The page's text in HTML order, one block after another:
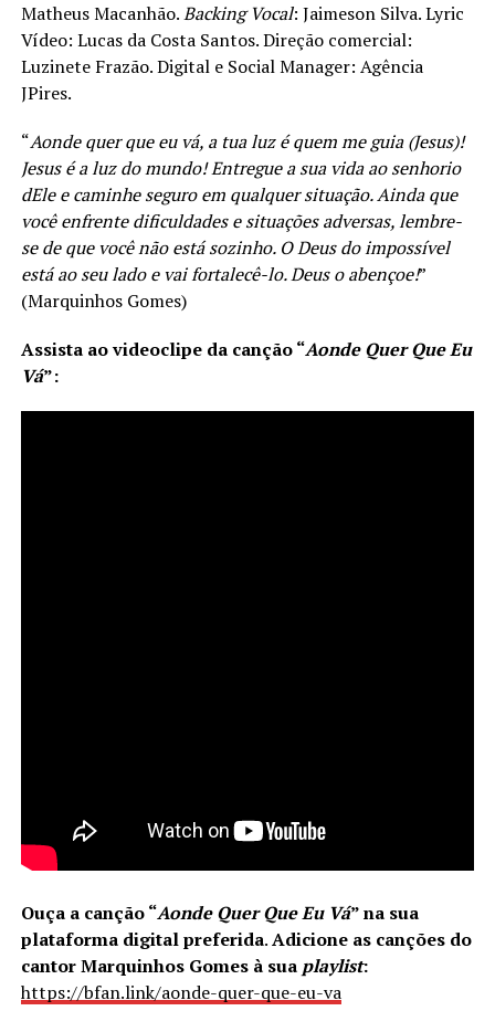
Matheus Macanhão.Backing Vocal: Jaimeson Silva. Lyric
Vídeo: Lucas da Costa Santos. Direção comercial:
Luzinete Frazão. Digital e Social Manager: Agência
JPires.
“Aonde quer que eu vá, a tua luz é quem me guia (Jesus)!
Jesus é a luz do mundo! Entregue a sua vida ao senhorio
dEle e caminhe seguro em qualquer situação. Ainda que
você enfrente dificuldades e situações adversas, lembre-
se de que você não está sozinho. O Deus do impossível
está ao seu lado e vai fortalecê-lo. Deus o abençoe!”
(Marquinhos Gomes)
Assista ao videoclipe da canção“Aonde Quer Que Eu
Vá”:
Ouça a canção“Aonde Quer Que Eu Vá”na sua
plataforma digital preferida.Adicione as canções do
cantor Marquinhos Gomes à sua playlist:
https://bfan.link/aonde-quer-que-eu-va